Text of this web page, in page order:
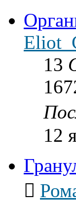
13
12